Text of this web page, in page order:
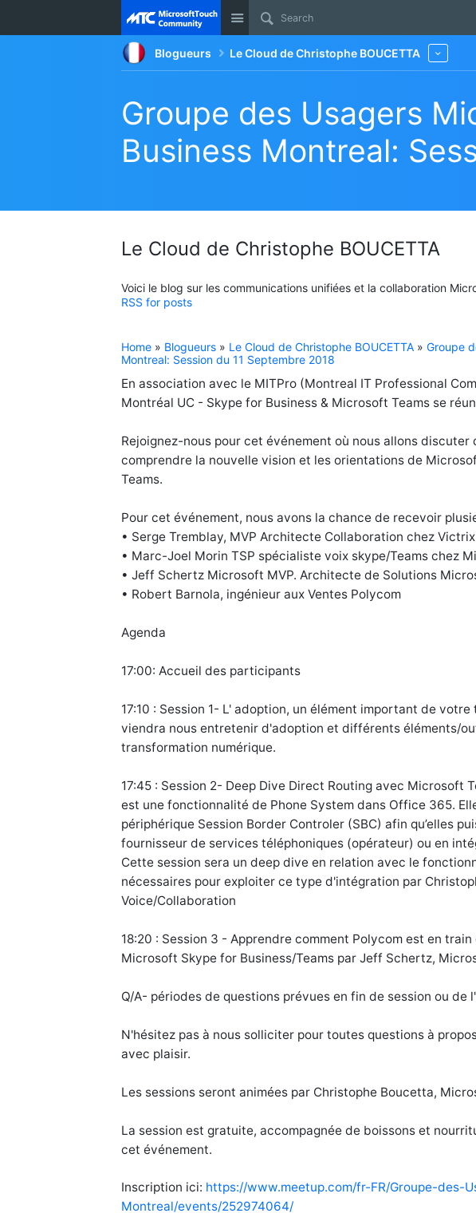
Site
Blogueurs Le Cloud de Christophe BOUCETTA
Groupe des Usagers
Business Montreal:
Le Cloud de Christophe BOUCETTA
Voici le blog sur les communications unifiées et la collaboration
RSS for posts
Home » Blogueurs » Le Cloud de Christophe BOUCETTA » Groupe
Montreal: Session du 11 Septembre 2018
En association avec le MITPro (Montreal IT Professional
Montréal UC - Skype for Business & Microsoft Teams se
Rejoignez-nous pour cet événement où nous allons
comprendre la nouvelle vision et les orientations de
Teams.
Pour cet événement, nous avons la chance de recevoir
• Serge Tremblay, MVP Architecte Collaboration chez Victrix
• Marc-Joel Morin TSP spécialiste voix skype/Teams chez
• Jeff Schertz Microsoft MVP. Architecte de Solutions
• Robert Barnola, ingénieur aux Ventes Polycom
Agenda
17:00: Accueil des participants
17:10 : Session 1- L' adoption, un élément important de
viendra nous entretenir d'adoption et différents éléments/
transformation numérique.
17:45 : Session 2- Deep Dive Direct Routing avec Microsoft
est une fonctionnalité de Phone System dans Office 365.
périphérique Session Border Controler (SBC) afin qu’elles
fournisseur de services téléphoniques (opérateur) ou en
Cette session sera un deep dive en relation avec le
nécessaires pour exploiter ce type d'intégration par
Voice/Collaboration
18:20 : Session 3 - Apprendre comment Polycom est en
Microsoft Skype for Business/Teams par Jeff Schertz,
Q/A- périodes de questions prévues en fin de session ou de
N'hésitez pas à nous solliciter pour toutes questions à
avec plaisir.
Les sessions seront animées par Christophe Boucetta,
La session est gratuite, accompagnée de boissons et
cet événement.
Inscription ici: https://www.meetup.com/fr-FR/Groupe-des-
Montreal/events/252974064/